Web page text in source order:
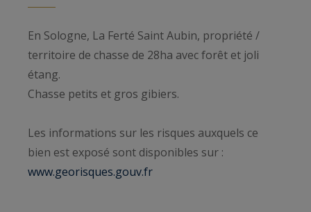
En Sologne, La Ferté Saint Aubin, propriété /
territoire de chasse de 28ha avec forêt et joli
étang.
Chasse petits et gros gibiers.
Les informations sur les risques auxquels ce
bien est exposé sont disponibles sur :
www.georisques.gouv.fr